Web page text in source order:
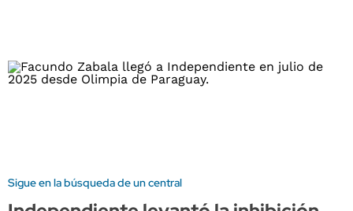
Sigue en la búsqueda de un central